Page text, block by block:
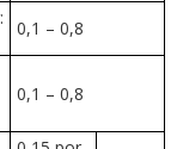
0,1 – 0,8
0,1 – 0,8